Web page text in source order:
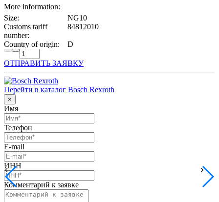
More information:
Size:
NG10
Customs tariff
number:
84812010
Country of origin: D
ОТПРАВИТЬ ЗАЯВКУ
Перейти в каталог Bosch Rexroth
×
Имя
Телефон
E-mail
ИНН
Комментарий к заявке